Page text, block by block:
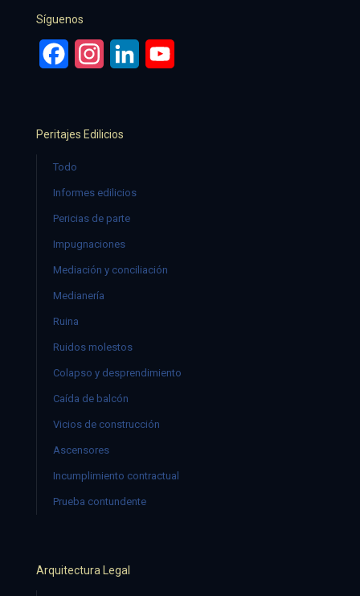
Síguenos
FacebookInstagramLinkedIn
Peritajes Edilicios
Todo
Informes edilicios
Pericias de parte
Impugnaciones
Mediación y conciliación
Medianería
Ruina
Ruidos molestos
Colapso y desprendimiento
Caída de balcón
Vicios de construcción
Ascensores
Incumplimiento contractual
Prueba contundente
Arquitectura Legal